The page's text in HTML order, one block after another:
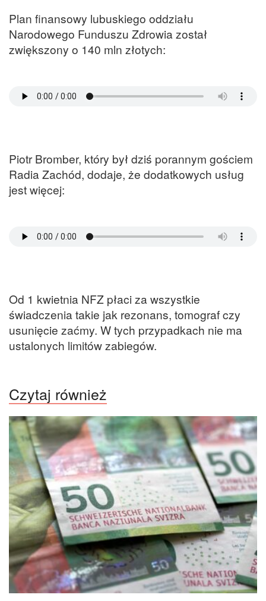
Plan finansowy lubuskiego oddziału
Narodowego Funduszu Zdrowia został
zwiększony o 140 mln złotych:
Piotr Bromber, który był dziś porannym gościem
Radia Zachód, dodaje, że dodatkowych usług
jest więcej:
Od 1 kwietnia NFZ płaci za wszystkie
świadczenia takie jak rezonans, tomograf czy
usunięcie zaćmy. W tych przypadkach nie ma
ustalonych limitów zabiegów.
Czytaj również